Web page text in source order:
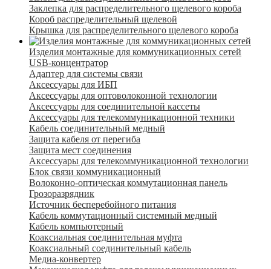
Заклепка для распределительного щелевого короба
Короб распределительный щелевой
Крышка для распределительного щелевого короба
Изделия монтажные для коммуникационных сетей
USB-концентратор
Адаптер для системы связи
Аксессуары для ИБП
Аксессуары для оптоволоконной технологии
Аксессуары для соединительной кассеты
Аксессуары для телекоммуникационной техники
Кабель соединительный медный
Защита кабеля от перегиба
Защита мест соединения
Аксессуары для телекоммуникационной технологии
Блок связи коммуникационный
Волоконно-оптическая коммутационная панель
Грозоразрядник
Источник бесперебойного питания
Кабель коммутационный системный медный
Кабель компьютерный
Коаксиальная соединительная муфта
Коаксиальный соединительный кабель
Медиа-конвертер